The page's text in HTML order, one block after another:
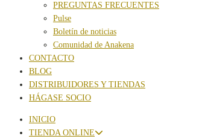
PREGUNTAS FRECUENTES
Pulse
Boletín de noticias
Comunidad de Anakena
CONTACTO
BLOG
DISTRIBUIDORES Y TIENDAS
HÁGASE SOCIO
INICIO
TIENDA ONLINE